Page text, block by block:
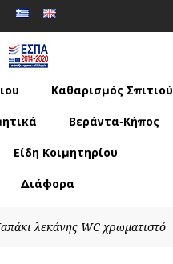
Καθαρισμός Σπιτιού
Βεράντα-Κήπος
Είδη Κοιμητηρίου
Διάφορα
λεκάνης WC χρωματιστό